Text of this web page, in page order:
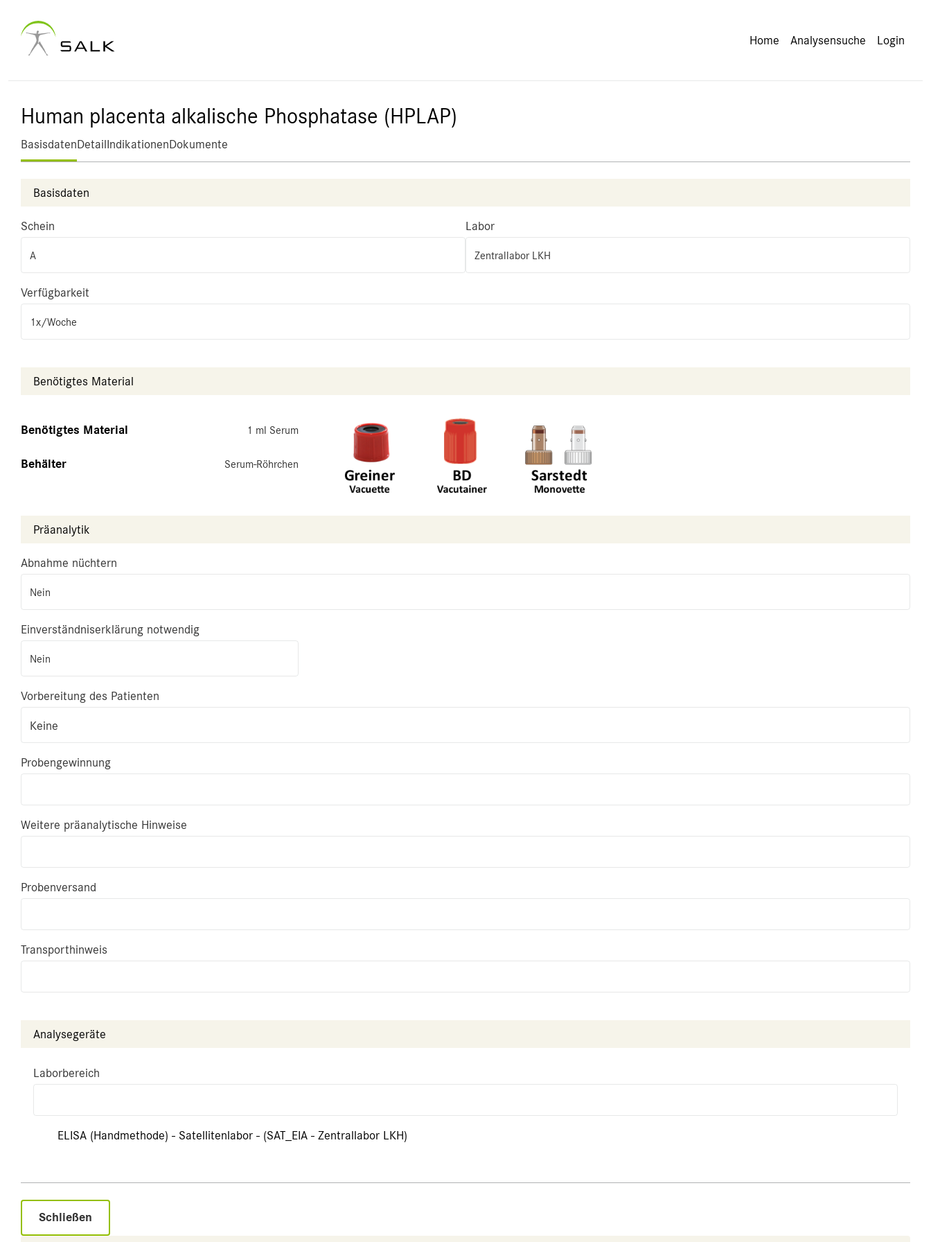
Home Analysensuche Login
Human placenta alkalische Phosphatase (HPLAP)
BasisdatenDetailIndikationenDokumente
Basisdaten
Schein
A
Labor
Zentrallabor LKH
Verfügbarkeit
1x/Woche
Benötigtes Material
Benötigtes Material 1 ml Serum
Behälter Serum-Röhrchen
Präanalytik
Abnahme nüchtern
Nein
Einverständniserklärung notwendig
Nein
Vorbereitung des Patienten
Keine
Probengewinnung
Weitere präanalytische Hinweise
Probenversand
Transporthinweis
Analysegeräte
Laborbereich
ELISA (Handmethode) - Satellitenlabor - (SAT_EIA - Zentrallabor LKH)
Schließen